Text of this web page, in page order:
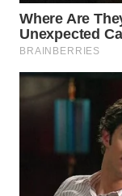
NEWS
WAHANA
WAHANA
INFRASTRUKTUR